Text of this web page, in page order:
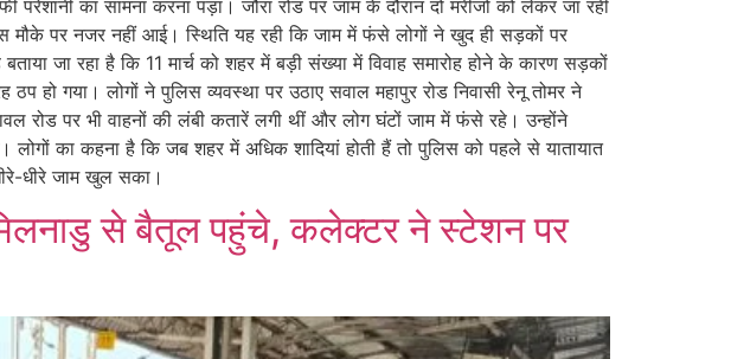
का सामना करना पड़ा। जौरा रोड पर जाम के दौरान दो मरीजों को लेकर जा रही
पर नजर नहीं आई। स्थिति यह रही कि जाम में फंसे लोगों ने खुद ही सड़कों पर
जा रहा है कि 11 मार्च को शहर में बड़ी संख्या में विवाह समारोह होने के कारण सड़कों
हो गया। लोगों ने पुलिस व्यवस्था पर उठाए सवाल महापुर रोड निवासी रेनू तोमर ने
रोड पर भी वाहनों की लंबी कतारें लगी थीं और लोग घंटों जाम में फंसे रहे। उन्होंने
का कहना है कि जब शहर में अधिक शादियां होती हैं तो पुलिस को पहले से यातायात
धीरे जाम खुल सका।
से बैतूल पहुंचे, कलेक्टर ने स्टेशन पर